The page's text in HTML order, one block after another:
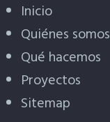
Inicio
Quiénes somos
Qué hacemos
Proyectos
Sitemap